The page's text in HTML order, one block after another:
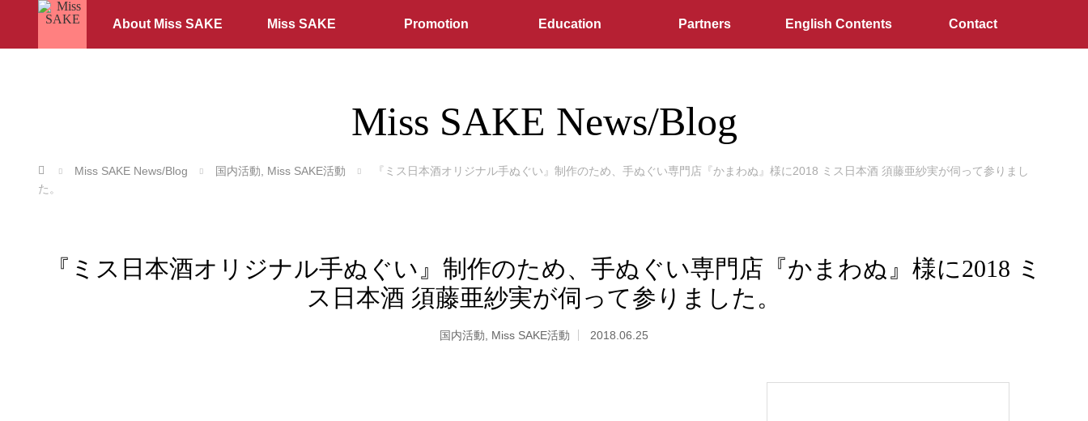
About Miss SAKE Miss SAKE Promotion Education Partners English Contents Contact
Miss SAKE News/Blog
ホーム Miss SAKE News/Blog 国内活動 Miss SAKE活動
『ミス日本酒オリジナル手ぬぐい』制作のため、手ぬぐい専門店『かまわぬ』様に2018 ミス日本酒 須藤亜紗実が伺って参りまし
た。
『ミス日本酒オリジナル手ぬぐい』制作のため、手ぬぐい専門店『かまわぬ』様に2018 ミ
ス日本酒 須藤亜紗実が伺って参りました。
国内活動 Miss SAKE活動 2018.06.25